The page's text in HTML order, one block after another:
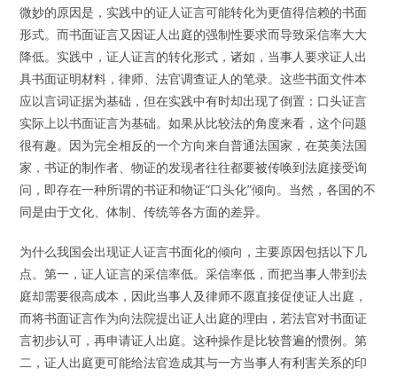
微妙的原因是，实践中的证人证言可能转化为更值得信赖的书面
形式。而书面证言又因证人出庭的强制性要求而导致采信率大大
降低。实践中，证人证言的转化形式，诸如，当事人要求证人出
具书面证明材料，律师、法官调查证人的笔录。这些书面文件本
应以言词证据为基础，但在实践中有时却出现了倒置：口头证言
实际上以书面证言为基础。如果从比较法的角度来看，这个问题
很有趣。因为完全相反的一个方向来自普通法国家，在英美法国
家，书证的制作者、物证的发现者往往都要被传唤到法庭接受询
问，即存在一种所谓的书证和物证“口头化”倾向。当然，各国的不
同是由于文化、体制、传统等各方面的差异。
为什么我国会出现证人证言书面化的倾向，主要原因包括以下几
点。第一，证人证言的采信率低。采信率低，而把当事人带到法
庭却需要很高成本，因此当事人及律师不愿直接促使证人出庭，
而将书面证言作为向法院提出证人出庭的理由，若法官对书面证
言初步认可，再申请证人出庭。这种操作是比较普遍的惯例。第
二，证人出庭更可能给法官造成其与一方当事人有利害关系的印